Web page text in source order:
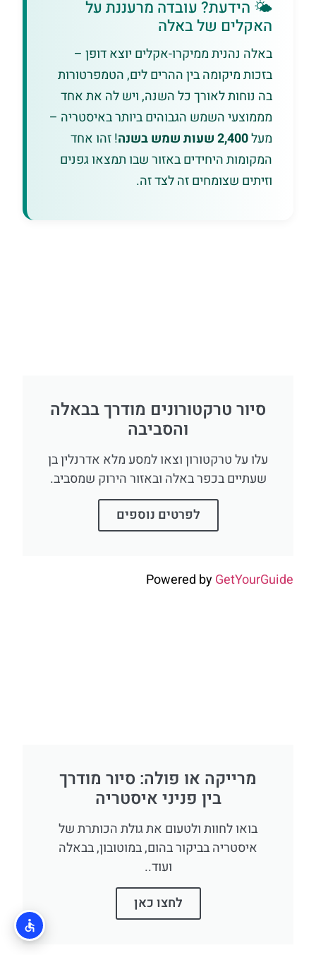
🌤️ הידעת? עובדה מרעננת על
האקלים של באלה
באלה נהנית ממיקרו-אקלים יוצא דופן –
בזכות מיקומה בין ההרים לים, הטמפרטורות
בה נוחות לאורך כל השנה, ויש לה את אחד
מממוצעי השמש הגבוהים ביותר באיסטריה –
מעל2,400 שעות שמש בשנה
! זהו אחד
המקומות היחידים באזור שבו תמצאו גפנים
וזיתים שצומחים זה לצד זה.
סיור טרקטורונים מודרך בבאלה
והסביבה
עלו על טרקטורון וצאו למסע מלא אדרנלין בן
שעתיים בכפר באלה ובאזור הירוק שמסביב.
לפרטים נוספים
Powered byGetYourGuide
מרייקה או פולה: סיור מודרך
בין פניני איסטריה
בואו לחוות ולטעום את גולת הכותרת של
איסטריה בביקור בהום, במוטובון, בבאלה
ועוד..
לחצו כאן